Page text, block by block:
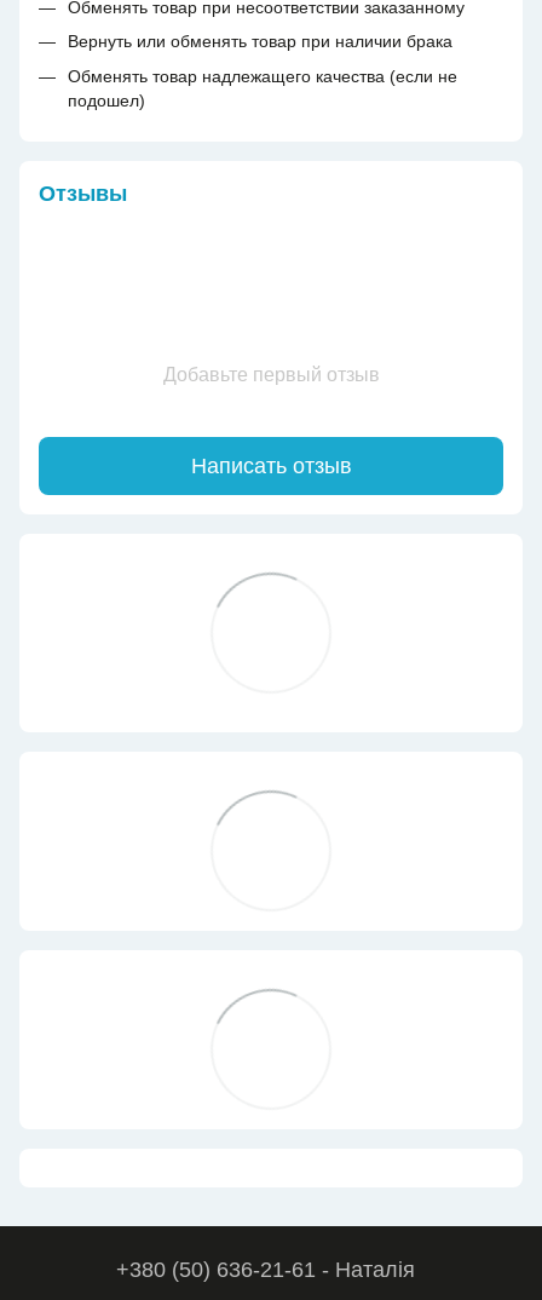
Обменять товар при несоответствии заказанному
Вернуть или обменять товар при наличии брака
Обменять товар надлежащего качества (если не
подошел)
Отзывы
Добавьте первый отзыв
Написать отзыв
+380 (50) 636-21-61 - Наталія